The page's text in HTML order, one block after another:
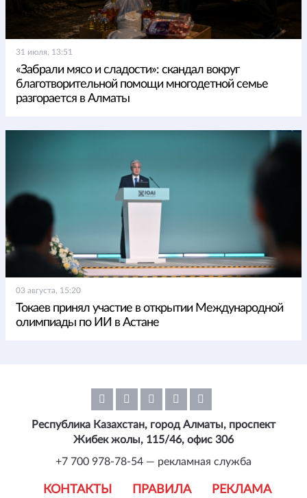
31 июля, 13:51
«Забрали мясо и сладости»: скандал вокруг
благотворительной помощи многодетной семье
разгорается в Алматы
03 августа, 15:20
Токаев принял участие в открытии Международной
олимпиады по ИИ в Астане
КОНТАКТЫ ПРАВИЛА РЕКЛАМА
Республика Казахстан, город Алматы, проспект
Жибек жолы, 115/46, офис 306
+7 700 978-78-54 — рекламная служба